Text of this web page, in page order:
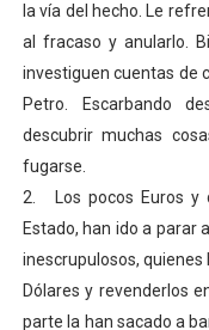
la vía del hecho. Le
al fracaso y anularlo.
investiguen cuentas de
Petro. Escarbando
descubrir muchas
fugarse.
2.
Los pocos Euros
Estado, han ido a parar
inescrupulosos,
Dólares y revenderlos
parte la han sacado a